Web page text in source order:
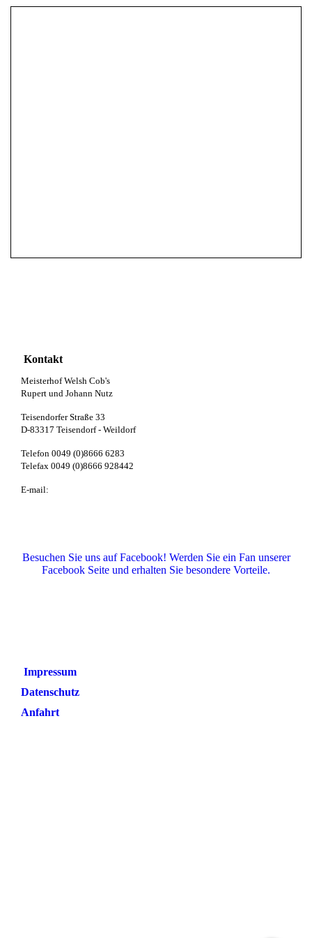
Kontakt
Meisterhof Welsh Cob's
Rupert und Johann Nutz
Teisendorfer Straße 33
D-83317 Teisendorf - Weildorf
Telefon 0049 (0)8666 6283
Telefax 0049 (0)8666 928442
E-mail:
Besuchen Sie uns auf Facebook! Werden Sie ein Fan unserer
Facebook Seite und erhalten Sie besondere Vorteile.
Impressum
Datenschutz
Anfahrt